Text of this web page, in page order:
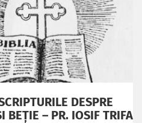
DESPRE
BEȚIE – PR. IOSIF TRIFA